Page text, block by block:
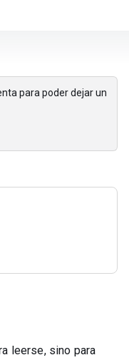
para poder dejar un
leerse, sino para